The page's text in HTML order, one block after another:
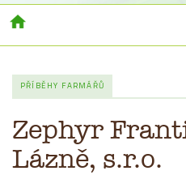
PŘÍBĚHY FARMÁŘŮ
Zephyr
Lázně, s.r.o.